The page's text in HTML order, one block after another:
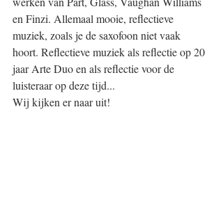
en Finzi. Allemaal mooie, reflectieve
muziek, zoals je de saxofoon niet vaak
hoort. Reflectieve muziek als reflectie op 20
jaar Arte Duo en als reflectie voor de
luisteraar op deze tijd...
Wij kijken er naar uit!